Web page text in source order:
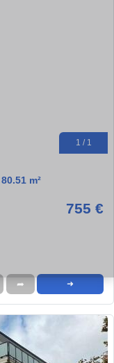
1 / 1
m²
755 €
➦ ➜